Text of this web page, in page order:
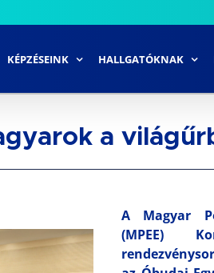
KÉPZÉSEINK HALLGATÓKNAK
a
A Magyar
(MPEE)